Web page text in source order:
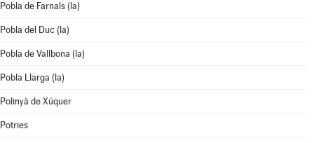
Pobla de Farnals (la)
Pobla del Duc (la)
Pobla de Vallbona (la)
Pobla Llarga (la)
Polinyà de Xúquer
Potries